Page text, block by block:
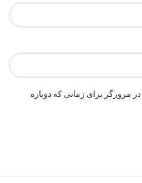
مرورگر برای زمانی که دوباره